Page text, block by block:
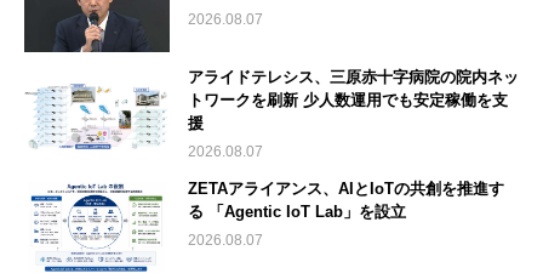
2026.08.07
アライドテレシス、三原赤十字病院の院内ネッ
トワークを刷新 少人数運用でも安定稼働を支
援
2026.08.07
ZETAアライアンス、AIとIoTの共創を推進す
る 「Agentic IoT Lab」を設立
2026.08.07